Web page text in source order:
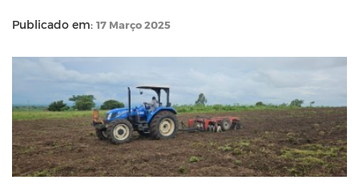
Publicado em: 17 Março 2025